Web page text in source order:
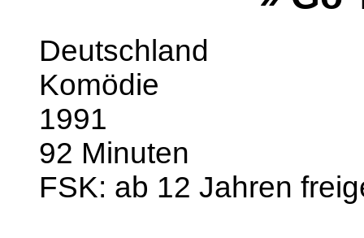
Deutschland
Komödie
1991
92 Minuten
FSK: ab 12 Jahren